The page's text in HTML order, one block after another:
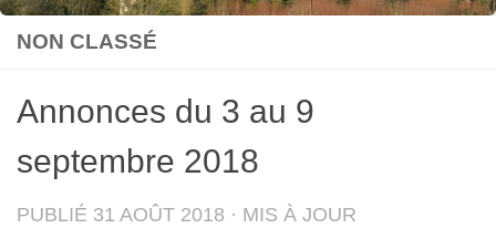
NON CLASSÉ
Annonces du 3 au 9
septembre 2018
PUBLIÉ 31 AOÛT 2018 · MIS À JOUR